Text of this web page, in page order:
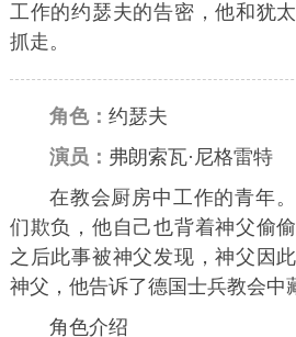
工作的约瑟夫的告密，他和犹
抓走。
角色： 约瑟夫
演员： 弗朗索瓦·尼格雷特
在教会厨房中工作的青年
们欺负，他自己也背着神父偷
之后此事被神父发现，神父因
神父，他告诉了德国士兵教会中
角色介绍